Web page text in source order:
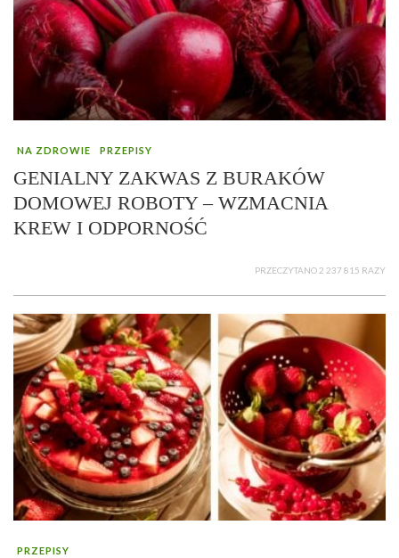
NA ZDROWIE PRZEPISY
GENIALNY ZAKWAS Z BURAKÓW
DOMOWEJ ROBOTY – WZMACNIA
KREW I ODPORNOŚĆ
PRZECZYTANO 2 237 815 RAZY
PRZEPISY